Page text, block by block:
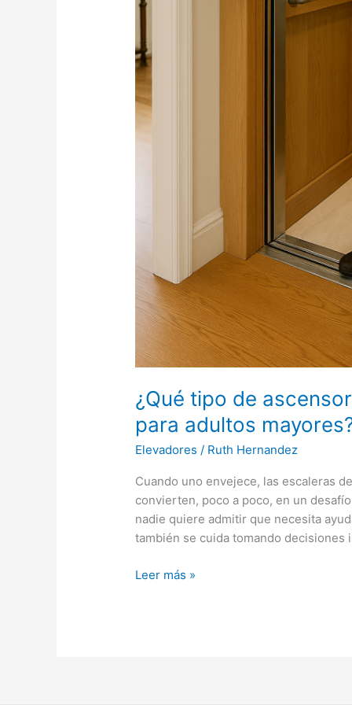
¿Qué tipo de
para adultos
Elevadores / Ruth Hernandez
Cuando uno envejece, las escaleras
convierten, poco a poco, en un
nadie quiere admitir que necesita
también se cuida tomando
Leer más »